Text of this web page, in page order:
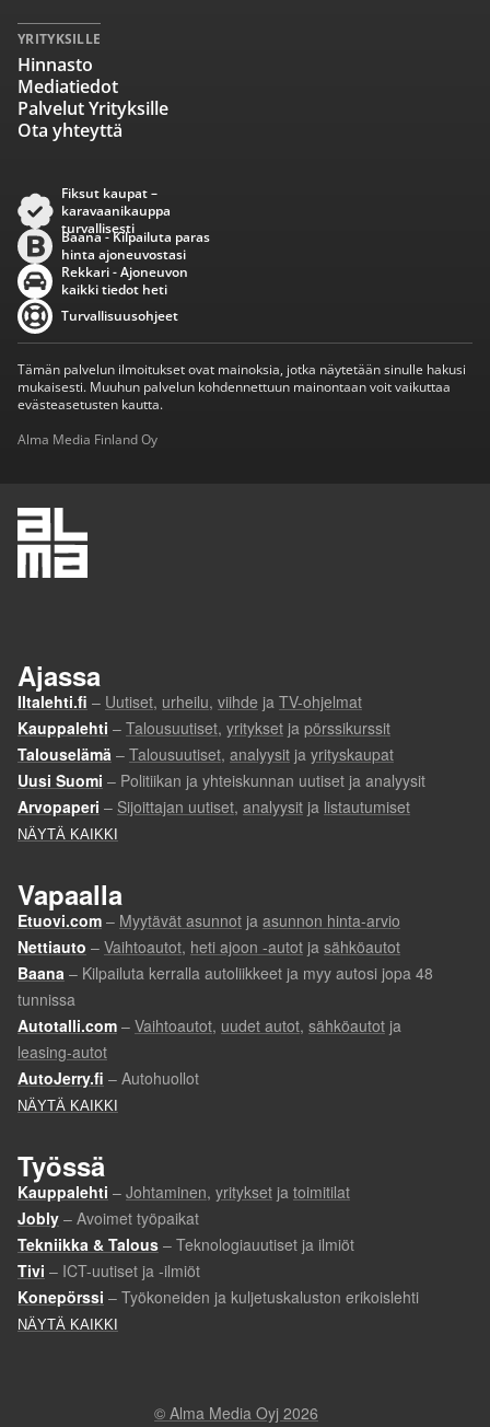
YRITYKSILLE
Hinnasto
Mediatiedot
Palvelut Yrityksille
Ota yhteyttä
Fiksut kaupat –
karavaanikauppa
turvallisesti
Baana - Kilpailuta paras
hinta ajoneuvostasi
Rekkari - Ajoneuvon
kaikki tiedot heti
Turvallisuusohjeet
Tämän palvelun ilmoitukset ovat mainoksia, jotka näytetään sinulle hakusi
mukaisesti. Muuhun palvelun kohdennettuun mainontaan voit vaikuttaa
evästeasetusten kautta.
Alma Media Finland Oy